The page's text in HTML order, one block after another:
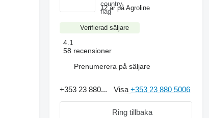
12 år på Agroline
Verifierad säljare
4.1
58 recensioner
Prenumerera på säljare
+353 23 880... Visa+353 23 880 5006
Ring tillbaka